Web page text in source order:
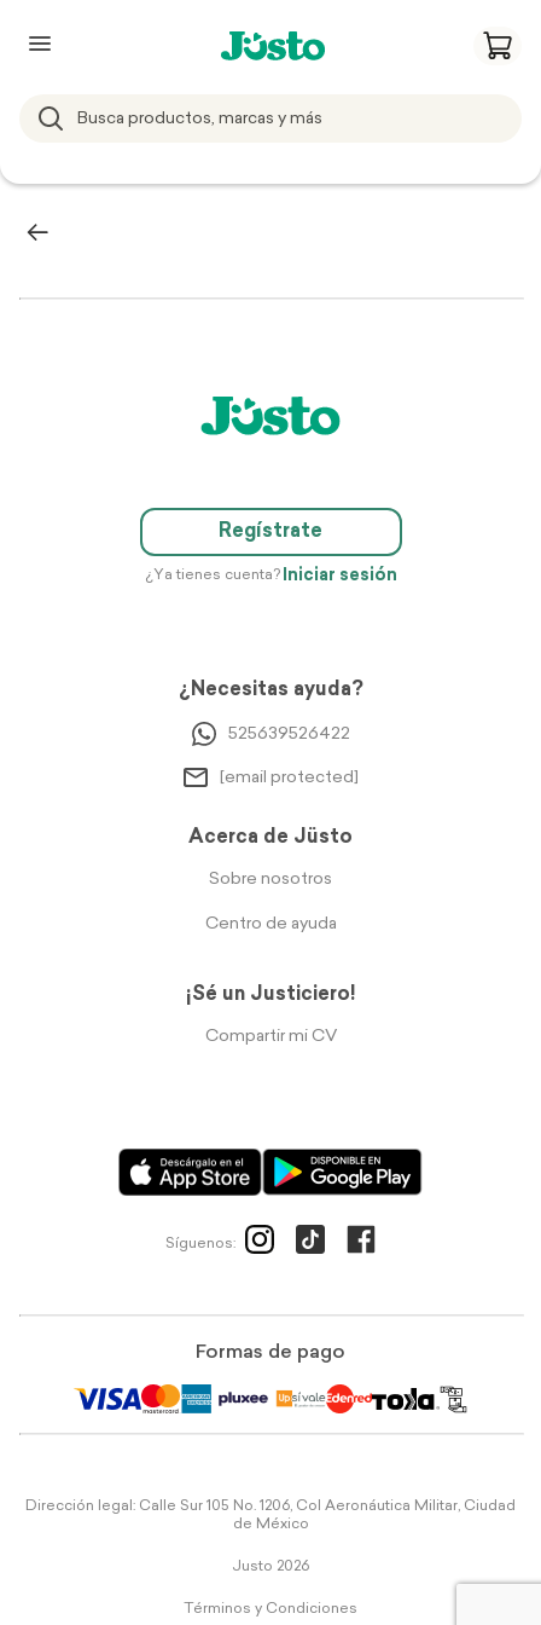
Regístrate
¿Ya tienes cuenta? Iniciar sesión
¿Necesitas ayuda?
525639526422
[email protected]
Acerca de Jüsto
Sobre nosotros
Centro de ayuda
¡Sé un Justiciero!
Compartir mi CV
Síguenos:
Formas de pago
Dirección legal: Calle Sur 105 No. 1206, Col Aeronáutica Militar, Ciudad
de México
Justo 2026
Términos y Condiciones